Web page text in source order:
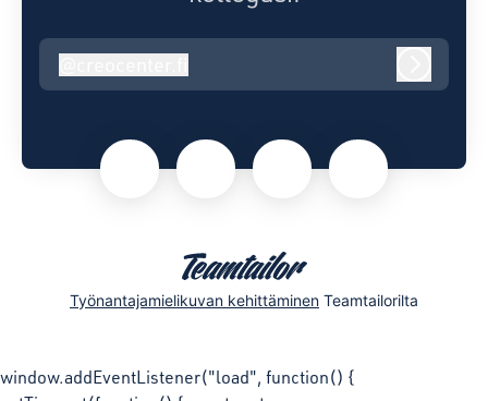
creocenter.fi
Työnantajamielikuvan kehittäminen Teamtailorilta
window.addEventListener("load", function() {